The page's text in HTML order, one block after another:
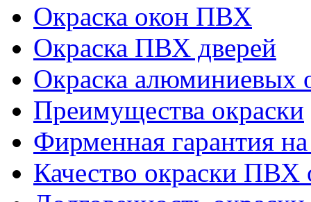
Окраска окон ПВХ
Окраска ПВХ дверей
Окраска алюминиевых
Преимущества окраски
Фирменная гарантия
Качество окраски ПВХ